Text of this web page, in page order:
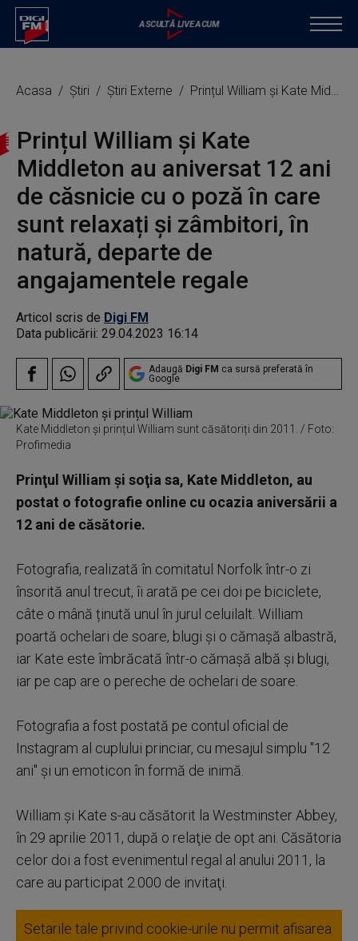
Acasa Știri Știri Externe Prințul William și Kate Middleton au aniversat 12 ani de căsnicie cu o poză în care sunt relaxați și zâmbitori, în natură, departe de angajamentele regale
Prințul William și Kate
Middleton au aniversat 12 ani
de căsnicie cu o poză în care
sunt relaxați și zâmbitori, în
natură, departe de
angajamentele regale
Articol scris de Digi FM
Data publicării: 29.04.2023 16:14
Adaugă Digi FM ca sursă preferată în
Google
Kate Middleton și prințul William sunt căsătoriți din 2011. / Foto:
Profimedia
Prinţul William şi soţia sa, Kate Middleton, au
postat o fotografie online cu ocazia aniversării a
12 ani de căsătorie.
Fotografia, realizată în comitatul Norfolk într-o zi
însorită anul trecut, îi arată pe cei doi pe biciclete,
câte o mână ținută unul în jurul celuilalt. William
poartă ochelari de soare, blugi şi o cămaşă albastră,
iar Kate este îmbrăcată într-o cămaşă albă şi blugi,
iar pe cap are o pereche de ochelari de soare.
Fotografia a fost postată pe contul oficial de
Instagram al cuplului princiar, cu mesajul simplu "12
ani" şi un emoticon în formă de inimă.
William şi Kate s-au căsătorit la Westminster Abbey,
în 29 aprilie 2011, după o relaţie de opt ani. Căsătoria
celor doi a fost evenimentul regal al anului 2011, la
care au participat 2.000 de invitaţi.
Setarile tale privind cookie-urile nu permit afisarea